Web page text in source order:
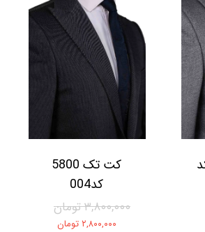
کد
کت تک 5800
کد004
۳,۸۰۰,۰۰۰ تومان
۲,۸۰۰,۰۰۰ تومان